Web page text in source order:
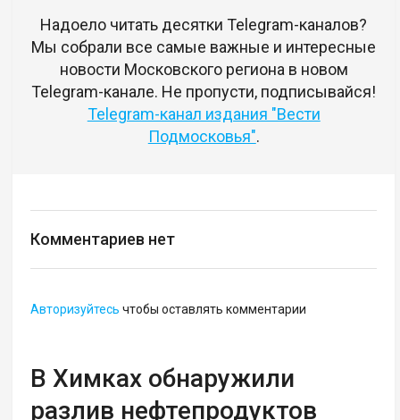
Надоело читать десятки Telegram-каналов?
Мы собрали все самые важные и интересные
новости Московского региона в новом
Telegram-канале. Не пропусти, подписывайся!
Telegram-канал издания "Вести
Подмосковья".
Комментариев нет
Авторизуйтесь чтобы оставлять комментарии
В Химках обнаружили
разлив нефтепродуктов